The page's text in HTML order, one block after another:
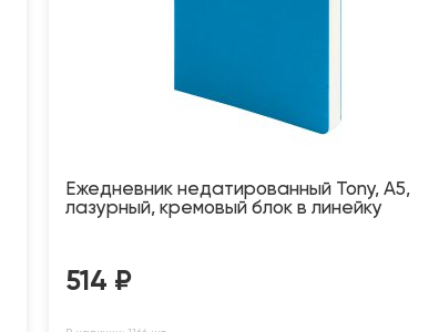
Ежедневник недатированный Tony, А5,
лазурный, кремовый блок в линейку
514 ₽